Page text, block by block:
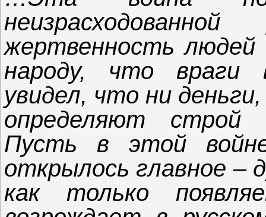
жертвенность людей
народу, что враги
увидел, что ни
определяют строй
Пусть в этой
открылось главное –
как только